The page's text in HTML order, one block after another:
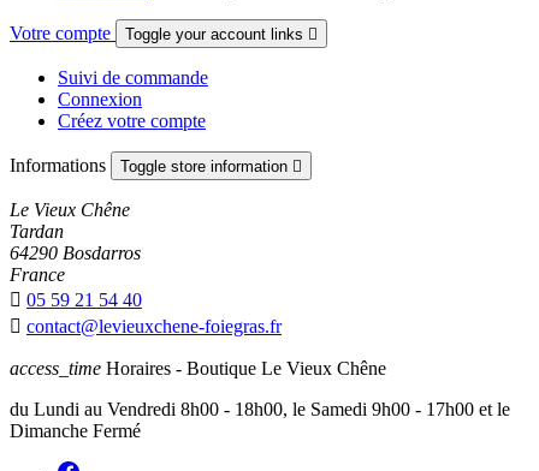
Votre compte Toggle your account links 
Suivi de commande
Connexion
Créez votre compte
Informations Toggle store information 
Le Vieux Chêne
Tardan
64290 Bosdarros
France
 05 59 21 54 40
 contact@levieuxchene-foiegras.fr
access_time Horaires - Boutique Le Vieux Chêne
du Lundi au Vendredi 8h00 - 18h00, le Samedi 9h00 - 17h00 et le
Dimanche Fermé